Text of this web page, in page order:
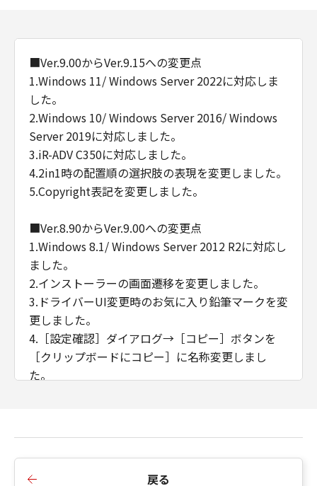
■Ver.9.00からVer.9.15への変更点
1.Windows 11/ Windows Server 2022に対応しま
した。
2.Windows 10/ Windows Server 2016/ Windows
Server 2019に対応しました。
3.iR-ADV C350に対応しました。
4.2in1時の配置順の選択肢の表現を変更しました。
5.Copyright表記を変更しました。
■Ver.8.90からVer.9.00への変更点
1.Windows 8.1/ Windows Server 2012 R2に対応し
ました。
2.インストーラーの画面遷移を変更しました。
3.ドライバーUI変更時のお気に入り鉛筆マークを変
更しました。
4.［設定確認］ダイアログ→［コピー］ボタンを
［クリップボードにコピー］に名称変更しまし
た。
戻る